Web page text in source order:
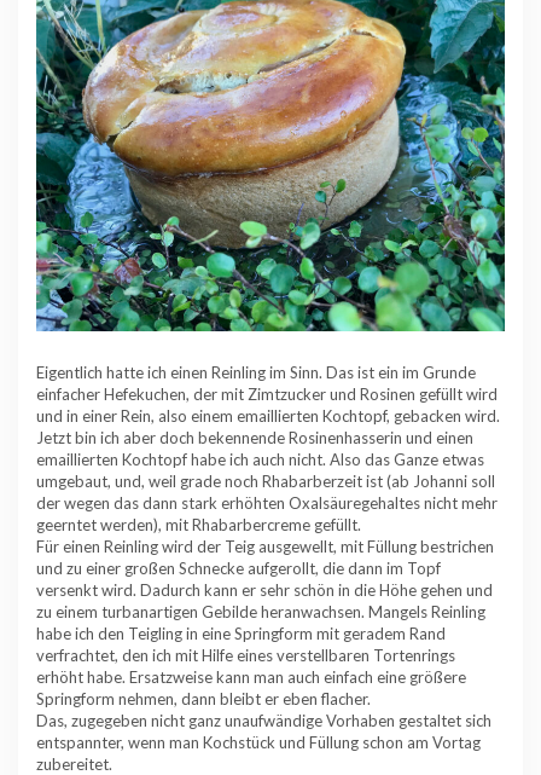
Eigentlich hatte ich einen Reinling im Sinn. Das ist ein im Grunde
einfacher Hefekuchen, der mit Zimtzucker und Rosinen gefüllt wird
und in einer Rein, also einem emaillierten Kochtopf, gebacken wird.
Jetzt bin ich aber doch bekennende Rosinenhasserin und einen
emaillierten Kochtopf habe ich auch nicht. Also das Ganze etwas
umgebaut, und, weil grade noch Rhabarberzeit ist (ab Johanni soll
der wegen das dann stark erhöhten Oxalsäuregehaltes nicht mehr
geerntet werden), mit Rhabarbercreme gefüllt.
Für einen Reinling wird der Teig ausgewellt, mit Füllung bestrichen
und zu einer großen Schnecke aufgerollt, die dann im Topf
versenkt wird. Dadurch kann er sehr schön in die Höhe gehen und
zu einem turbanartigen Gebilde heranwachsen. Mangels Reinling
habe ich den Teigling in eine Springform mit geradem Rand
verfrachtet, den ich mit Hilfe eines verstellbaren Tortenrings
erhöht habe. Ersatzweise kann man auch einfach eine größere
Springform nehmen, dann bleibt er eben flacher.
Das, zugegeben nicht ganz unaufwändige Vorhaben gestaltet sich
entspannter, wenn man Kochstück und Füllung schon am Vortag
zubereitet.